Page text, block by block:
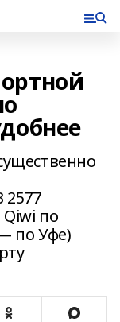
2577
по
по Уфе)